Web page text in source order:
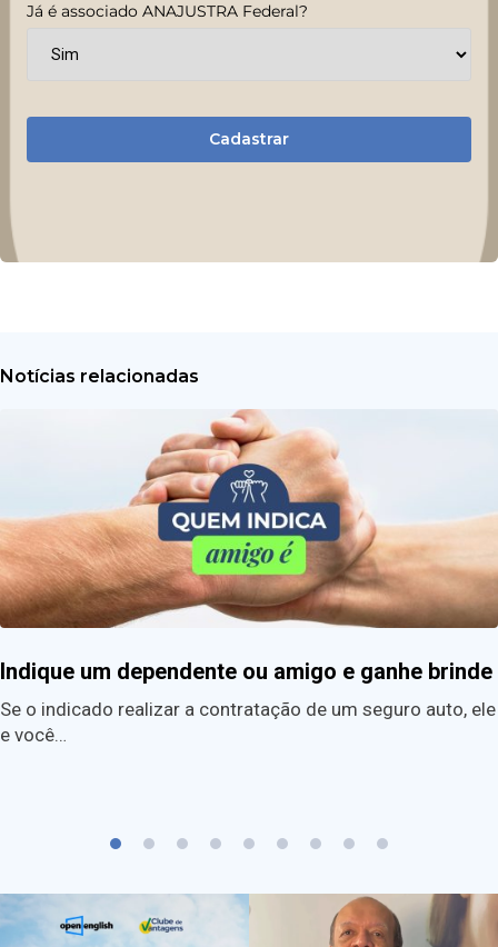
Já é associado ANAJUSTRA Federal?
Cadastrar
Notícias relacionadas
Indique um dependente ou amigo e ganhe brinde
Se o indicado realizar a contratação de um seguro auto, ele
e você…